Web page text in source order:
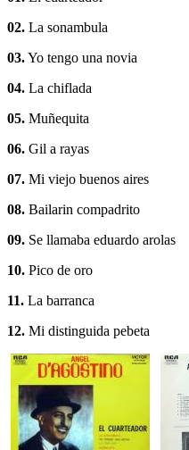
02. La sonambula
03.Yo tengo una novia
04. La chiflada
05. Muñequita
06. Gil a rayas
07. Mi viejo buenos aires
08. Bailarin compadrito
09. Se llamaba eduardo arolas
10. Pico de oro
11. La barranca
12. Mi distinguida pebeta